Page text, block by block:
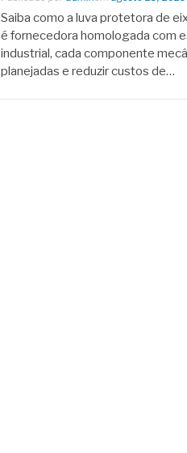
Saiba como a luva protetora de
é fornecedora homologada com
industrial, cada componente
planejadas e reduzir custos de…